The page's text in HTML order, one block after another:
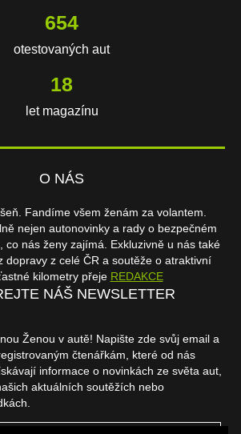
654
otestovaných aut
18
let magazínu
O NÁS
Fandíme všem ženám za volantem.
nejen autonovinky a rady o bezpečném
co nás ženy zajímá. Exkluzivně u nás také
dopravy z celé ČR a soutěže o atraktivní
kilometry přeje REDAKCE
NÁŠ NEWSLETTER
Ženou v autě! Napište zde svůj email a
čtenářkám, které od nás
informace o novinkách ze světa aut,
aktuálních soutěžích nebo